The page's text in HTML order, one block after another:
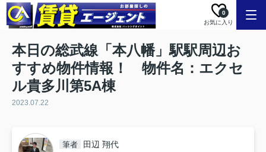
お気に入り
0
本日の総武線「本八幡」駅駅周辺お
すすめ物件情報！ 物件名：エクセ
ル貴多川第5A棟
2023.07.22
筆者 田辺 翔代